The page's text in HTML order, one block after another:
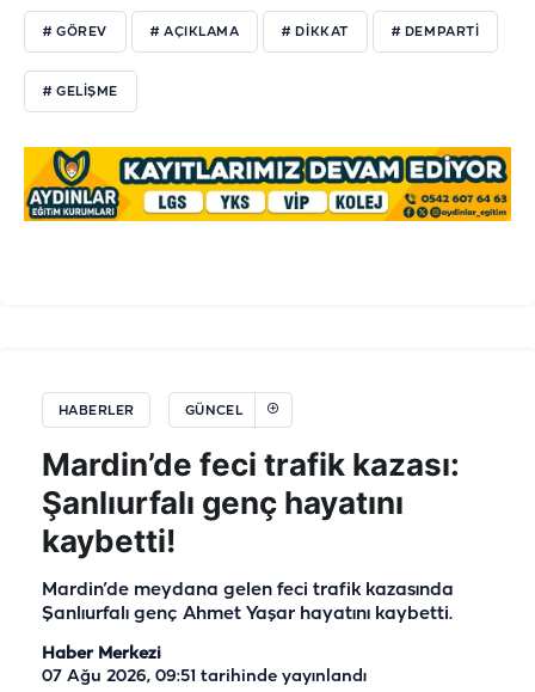
# GÖREV # AÇIKLAMA # DIKKAT # DEMPARTI
# GELIŞME
HABERLER GÜNCEL
Mardin’de feci trafik kazası:
Şanlıurfalı genç hayatını
kaybetti!
Mardin’de meydana gelen feci trafik kazasında
Şanlıurfalı genç Ahmet Yaşar hayatını kaybetti.
Haber Merkezi
07 Ağu 2026, 09:51 tarihinde yayınlandı